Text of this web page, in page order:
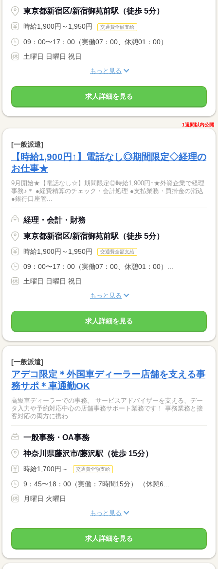
東京都新宿区/新宿御苑前駅（徒歩 5分）
時給1,900円～1,950円 交通費全額支給
09：00〜17：00（実働07：00、休憩01：00）...
土曜日 日曜日 祝日
もっと見る
求人詳細を見る
1週間以内公開
[一般派遣]
【時給1,900円↑】電話なし◎期間限定◇経理の
お仕事★
9月開始★【電話なし☆】期間限定◎時給1,900円↑★外資企業で経理
事務♪＊ ●経費精算のチェック・会計処理 ●支払業務・買掛金の消込
●銀行口座管...
経理・会計・財務
東京都新宿区/新宿御苑前駅（徒歩 5分）
時給1,900円～1,950円 交通費全額支給
09：00〜17：00（実働07：00、休憩01：00）...
土曜日 日曜日 祝日
もっと見る
求人詳細を見る
[一般派遣]
アデコ限定＊外国車ディーラー店舗を支える事
務サポ＊車通勤OK
高級車ディーラーでの事務。 サービスアドバイザーを支える、デー
タ入力や予約対応中心の店舗事務サポート業務です！ 事務業務と接
客対応の両方に携わ...
一般事務・OA事務
神奈川県藤沢市/藤沢駅（徒歩 15分）
時給1,700円～ 交通費全額支給
9：45〜18：00（実働：7時間15分） （休憩6...
月曜日 火曜日
もっと見る
求人詳細を見る